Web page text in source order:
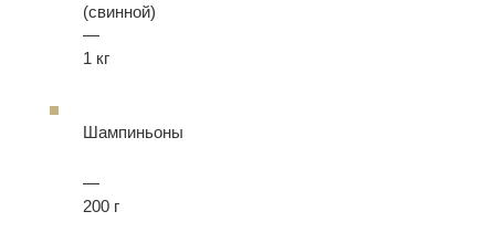
(свинной)
—
1 кг
Шампиньоны
—
200 г